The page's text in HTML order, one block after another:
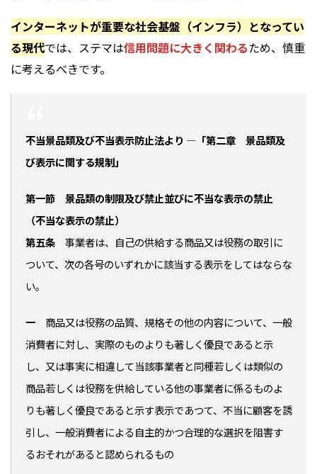
インターネットが重要な社会基盤（インフラ）となってい
る現代では、ステマは信用問題に大きく関わるため、慎重
に考えるべきです。
不当景品類及び不当表示防止法より ―「第二章 景品類及
び表示に関する規制」
第一節 景品類の制限及び禁止並びに不当な表示の禁止
（不当な表示の禁止）
第五条 事業者は、自己の供給する商品又は役務の取引に
ついて、次の各号のいずれかに該当する表示をしてはならな
い。
一 商品又は役務の品質、規格その他の内容について、一般
消費者に対し、実際のものよりも著しく優良であると示
し、又は事実に相違して当該事業者と同種若しくは類似の
商品若しくは役務を供給している他の事業者に係るものよ
りも著しく優良であると示す表示であつて、不当に顧客を誘
引し、一般消費者による自主的かつ合理的な選択を阻害す
るおそれがあると認められるもの